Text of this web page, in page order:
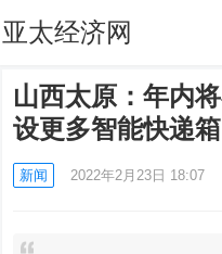
亚太经济网
山西太原：年内
设更多智能快递箱
新闻 2022年2月23日 18:07